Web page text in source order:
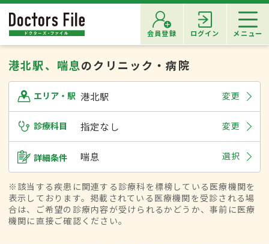
会員登録 ログイン メニュー
港北駅、喘息のクリニック・病院
エリア・駅 港北駅 変更
診療科目 指定なし 変更
詳細条件 喘息 選択
※該当する疾患に関連する診療科を標榜している医療機関を
表示しております。掲載されている医療機関を受診される場
合は、ご希望の診療内容が受けられるかどうか、事前に医療
機関に直接ご確認ください。